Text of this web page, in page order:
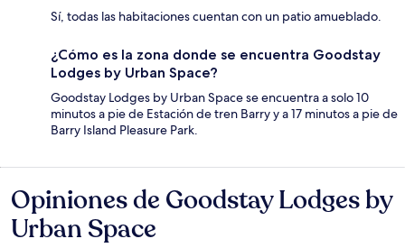
Sí, todas las habitaciones cuentan con un patio amueblado.
¿Cómo es la zona donde se encuentra Goodstay
Lodges by Urban Space?
Goodstay Lodges by Urban Space se encuentra a solo 10
minutos a pie de Estación de tren Barry y a 17 minutos a pie de
Barry Island Pleasure Park.
Opiniones
Opiniones de Goodstay Lodges by
Urban Space